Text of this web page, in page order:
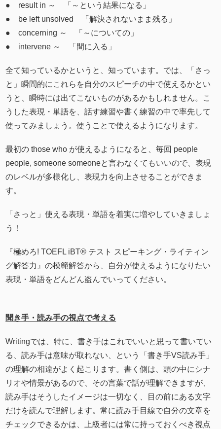
● result in ～ 「～という結果になる」
● be left unsolved 「解決されないまま残る」
● concerning ～ 「～についての」
● intervene ～ 「間に入る」
全て知っているかというと、知っています。では、「さっ
と」瞬間的にこれらを自分のスピーチの中で使えるかとい
うと、瞬時には出てこないものがあるかもしれません。こ
うした表現・単語を、話す練習や書く練習の中で率先して
使ってみましょう。使うことで使えるようになります。
最初の those who が使えるようになると、毎回 people
people, someone someoneと言わなくてもいいので、表現
のレベルが多様化し、表現力を向上させることができま
す。
「さっと」使える表現・単語を着実に増やしていきましょ
う！
『極めろ! TOEFL iBT® テスト スピーキング・ライティン
グ解答力』の模範解答から、自分が使えるようになりたい
表現・単語をどんどん盗んでいってください。
聞き手・読み手の視点で考える
Writingでは、特に、書き手はこれでいいと思って書いてい
る、読み手は意味が取れない、という「書き手VS読み手」
の理解の相違がよく起こります。書く側は、頭の中にシナ
リオや情景があるので、その言葉で話が理解できますが、
読み手はそうしたイメージは一切なく、目の前にある文字
だけを読んで理解します。常に読み手目線で自分の文章を
チェックできるかは、上級者には常に持っておくべき視点